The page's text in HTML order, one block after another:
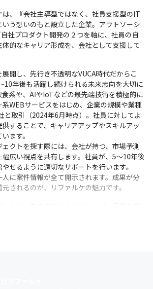
、『会社主導型ではなく、社員支援型のIT
う想いのもと設立した企業。アウトソーシ
社プロダクト開発の２つを軸に、社員の自
的なキャリア形成を、会社として支援して
開し、先行き不透明なVUCA時代だからこ
年後も活躍し続けられる未来志向を大切に
食系や、AIやIoTなどの最先端技術を積極的に
WEBサービスをはじめ、企業の規模や業種
と取引（2024年6月時点）。社員に対してよ
供することで、キャリアアップやスキルアッ
ます。
クトを探す際には、会社が持つ、市場予測
広い視点を共有します。社員が、5～10年後
せるように適切なサポートを行います。
に案件情報が全て開示されます。成果が分
されるのが、リファルケの魅力です。
大の特徴としては、相談者の心理的安全性
ており（2024年6月実績）、直近5年間で売上